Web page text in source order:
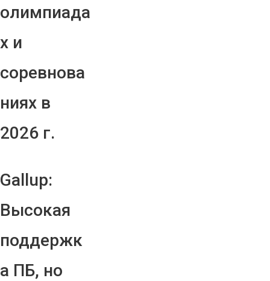
олимпиада
х и
соревнова
ниях в
2026 г.
Gallup:
Высокая
поддержк
а ПБ, но